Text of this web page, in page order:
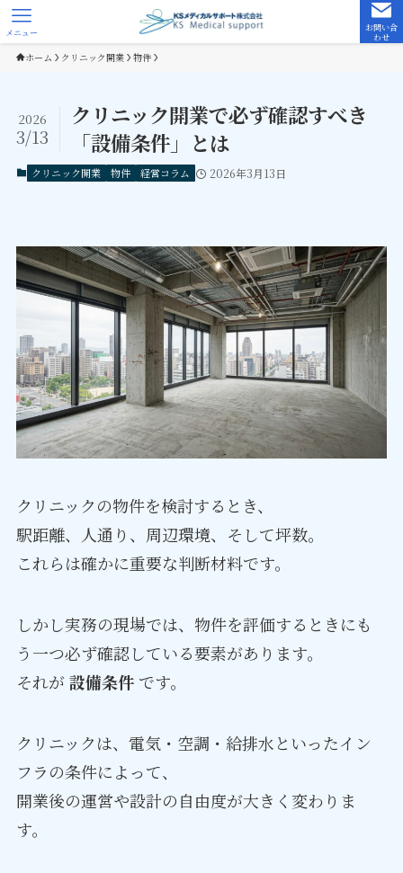
お問い合
わせ
メニュー
ホーム クリニック開業 物件
クリニック開業で必ず確認すべき
「設備条件」とは
2026
3/13
クリニック開業 物件 経営コラム 2026年3月13日
クリニックの物件を検討するとき、
駅距離、人通り、周辺環境、そして坪数。
これらは確かに重要な判断材料です。
しかし実務の現場では、物件を評価するときにも
う一つ必ず確認している要素があります。
それが設備条件です。
クリニックは、電気・空調・給排水といったイン
フラの条件によって、
開業後の運営や設計の自由度が大きく変わりま
す。